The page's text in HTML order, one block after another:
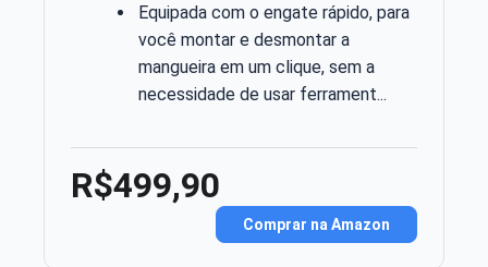
Equipada com o engate rápido, para
você montar e desmontar a
mangueira em um clique, sem a
necessidade de usar ferrament...
R$499,90
Comprar na Amazon